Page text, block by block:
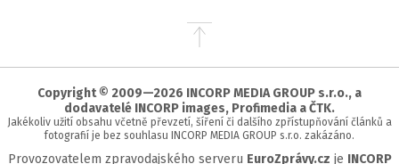
Přejít
stránky
Copyright © 2009—2026 INCORP MEDIA GROUP s.r.o., a
dodavatelé INCORP images, Profimedia a ČTK.
Jakékoliv užití obsahu včetně převzetí, šíření či dalšího zpřístupňování článků a
fotografií je bez souhlasu INCORP MEDIA GROUP s.r.o. zakázáno.
Provozovatelem zpravodajského serveru EuroZprávy.cz je INCORP